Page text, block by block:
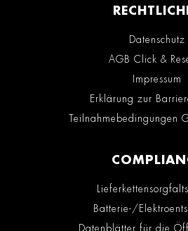
Datenschutz
AGB Click &
Impressum
Erklärung zur
Teilnahmebedingungen
Batterie-/
Datenblätter für die